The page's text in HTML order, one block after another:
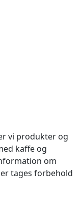
vi produkter og
kaffe og
om
tages forbehold